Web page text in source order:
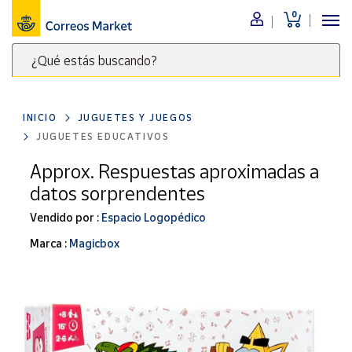
0
¿Qué estás buscando?
clave
para
buscar
productos
Correos
Market
Menú
Nuestro
catálogo
Alimentación
Ocio y cultura
Juguetes y
juegos
Libros y
Tienda de
Correos
INICIO
JUGUETES Y JUEGOS
JUGUETES EDUCATIVOS
Approx. Respuestas aproximadas a
datos sorprendentes
Vendido por : Espacio Logopédico
Marca : Magicbox